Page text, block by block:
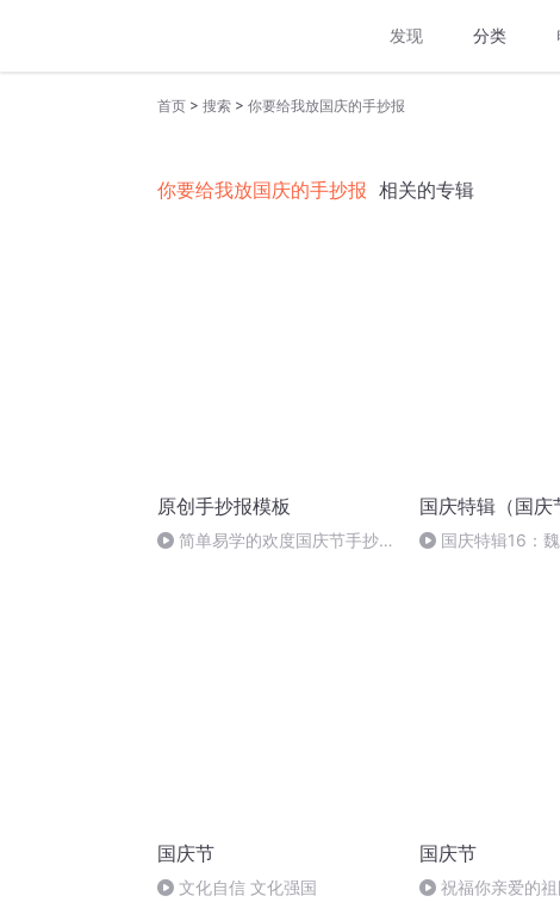
发现 分类
首页 > 搜索 > 你要给我放国庆的手抄报
你要给我放国庆的手抄报 相关的专辑
原创手抄报模板
简单易学的欢度国庆节手抄报
国庆特辑（国庆
国庆特辑16：
国庆节
文化自信 文化强国
国庆节
祝福你亲爱的祖